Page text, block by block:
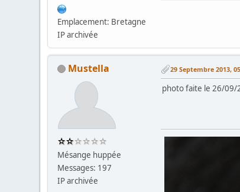
Emplacement: Bretagne
IP archivée
Mustella
Mésange huppée
Messages: 197
IP archivée
29 Septembre 2013,
photo faite le